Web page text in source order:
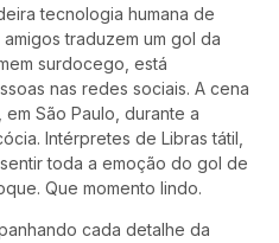
tecnologia humana de
traduzem um gol da
surdocego, está
nas redes sociais. A cena
São Paulo, durante a
Intérpretes de Libras tátil,
toda a emoção do gol de
Que momento lindo.
cada detalhe da